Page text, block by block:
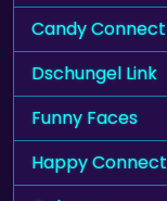
Candy Connect
Dschungel Link
Funny Faces
Happy Connect